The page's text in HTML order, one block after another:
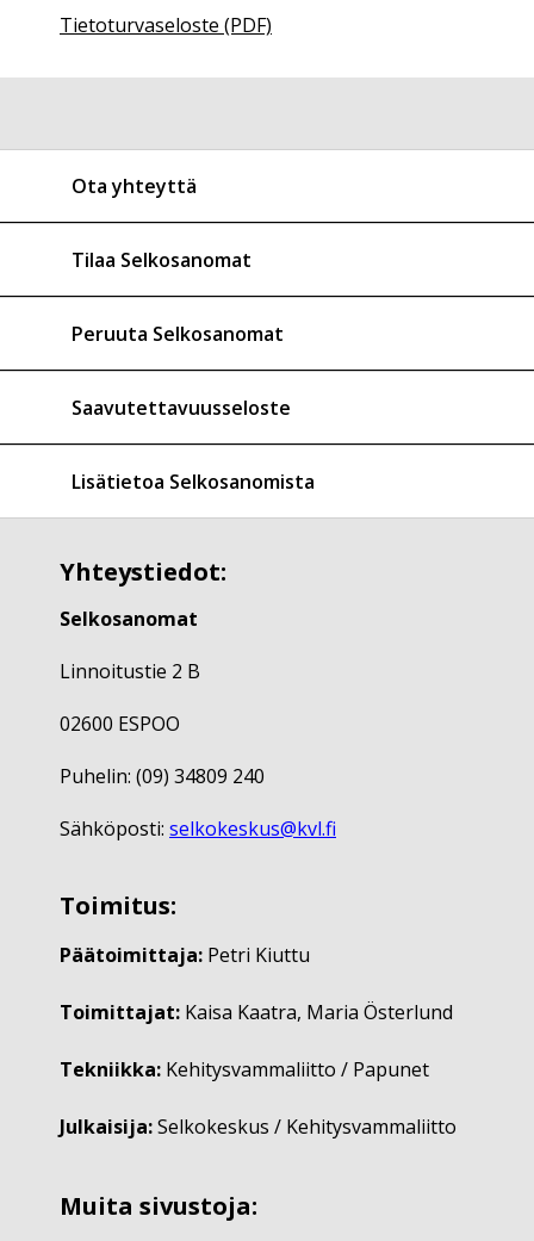
Tietoturvaseloste (PDF)
Ota yhteyttä
Tilaa Selkosanomat
Peruuta Selkosanomat
Saavutettavuusseloste
Lisätietoa Selkosanomista
Yhteystiedot:
Selkosanomat
Linnoitustie 2 B
02600 ESPOO
Puhelin: (09) 34809 240
Sähköposti: selkokeskus@kvl.fi
Toimitus:
Päätoimittaja: Petri Kiuttu
Toimittajat: Kaisa Kaatra, Maria Österlund
Tekniikka: Kehitysvammaliitto / Papunet
Julkaisija:Selkokeskus / Kehitysvammaliitto
Muita sivustoja: